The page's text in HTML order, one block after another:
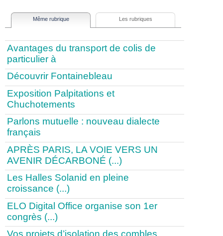
Même rubrique Les rubriques
Avantages du transport de colis de
particulier à
Découvrir Fontainebleau
Exposition Palpitations et
Chuchotements
Parlons mutuelle : nouveau dialecte
français
APRÈS PARIS, LA VOIE VERS UN
AVENIR DÉCARBONÉ (...)
Les Halles Solanid en pleine
croissance (...)
ELO Digital Office organise son 1er
congrès (...)
Vos projets d’isolation des combles